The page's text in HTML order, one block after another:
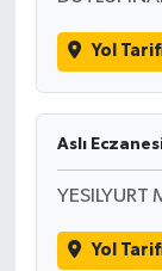
Yol
Aslı
Yol